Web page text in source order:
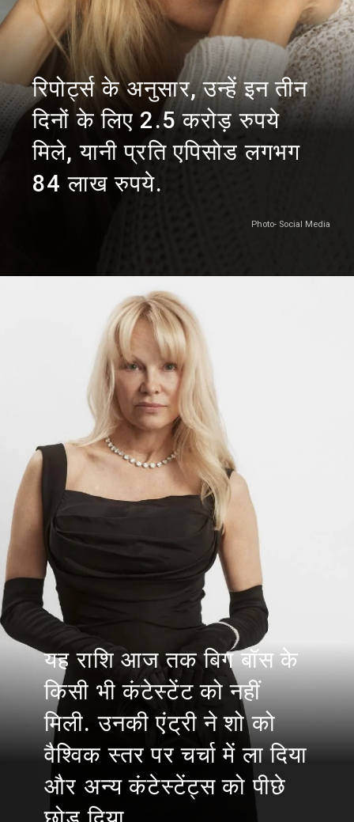
Photo- Social Media
रिपोर्ट्स के अनुसार, उन्हें इन तीन
दिनों के लिए 2.5 करोड़ रुपये
मिले, यानी प्रति एपिसोड लगभग
84 लाख रुपये.
यह राशि आज तक बिग बॉस के
किसी भी कंटेस्टेंट को नहीं
मिली. उनकी एंट्री ने शो को
वैश्विक स्तर पर चर्चा में ला दिया
और अन्य कंटेस्टेंट्स को पीछे